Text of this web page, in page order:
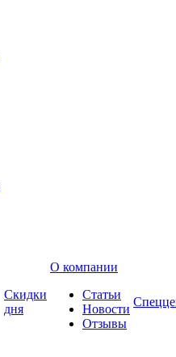
Скидки
дня
О компании
Статьи
Новости
Отзывы